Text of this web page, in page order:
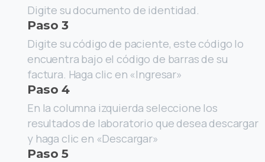
Digite su documento de identidad.
Paso 3
Digite su código de paciente, este código lo
encuentra bajo el código de barras de su
factura. Haga clic en «Ingresar»
Paso 4
En la columna izquierda seleccione los
resultados de laboratorio que desea descargar
y haga clic en «Descargar»
Paso 5